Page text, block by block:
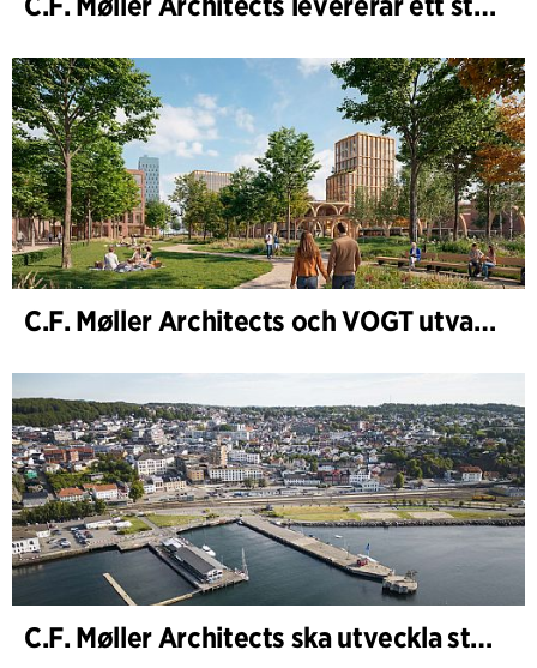
C.F. Møller Architects och VOGT utvalda att forma framtidens Hamburg-Altona
C.F. Møller Architects ska utveckla strategin för ”Knutepunkt Larvik och indre havn”